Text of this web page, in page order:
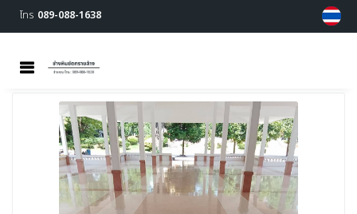
โทร 089-088-1638
MENU